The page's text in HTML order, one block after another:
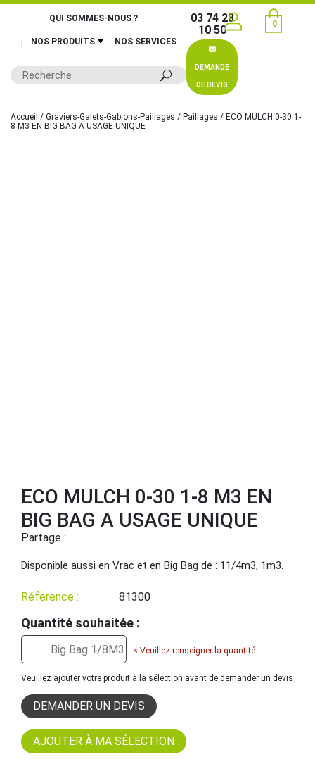
QUI SOMMES-NOUS ?
NOS PRODUITS NOS SERVICES
03 74 28
10 50
DEMANDE
DE DEVIS
0
Accueil / Graviers-Galets-Gabions-Paillages / Paillages / ECO MULCH 0-30 1-
8 M3 EN BIG BAG A USAGE UNIQUE
ECO MULCH 0-30 1-8 M3 EN
BIG BAG A USAGE UNIQUE
Partage :
Disponible aussi en Vrac et en Big Bag de : 11/4m3, 1m3.
Réference : 81300
Quantité souhaitée :
< Veuillez renseigner la quantité
Veuillez ajouter votre produit à la sélection avant de demander un devis
DEMANDER UN DEVIS